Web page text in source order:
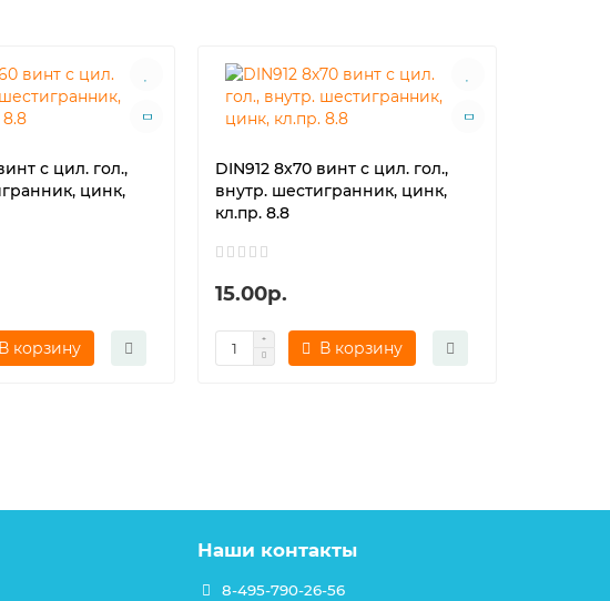
с цил. гол.,
цинк,
В корзину
DIN912 8х70 винт с цил. гол.,
внутр. шестигранник, цинк,
кл.пр. 8.8
15.00р.
В корзину
Наши контакты
8-495-790-26-56